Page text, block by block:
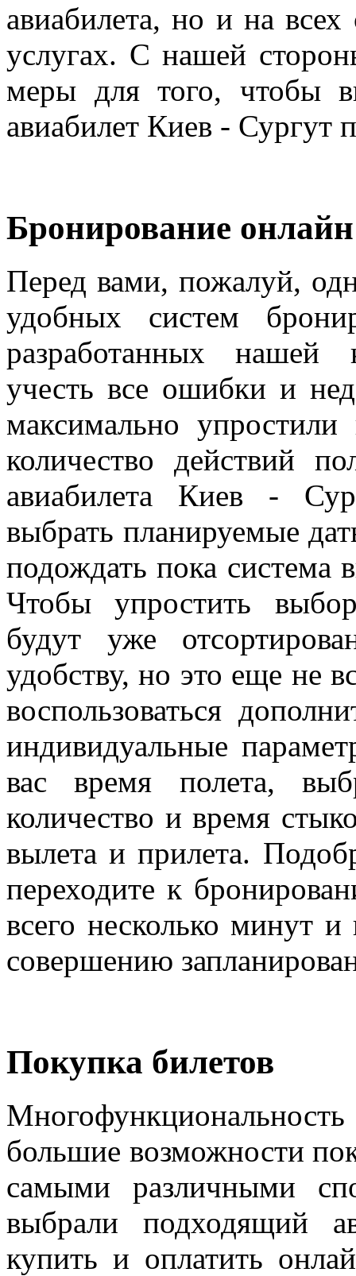
авиабилета, но и на
услугах. С нашей
меры для того, чтобы
авиабилет Киев - Сургут
Бронирование онлайн
Перед вами, пожалуй,
удобных систем
разработанных нашей
учесть все ошибки и
максимально
количество действий
авиабилета Киев -
выбрать планируемые
подождать пока система
Чтобы упростить
будут уже
удобству, но это еще не
воспользоваться
индивидуальные
вас время полета,
количество и время
вылета и прилета.
переходите к
всего несколько минут
совершению
Покупка билетов
большие возможности
самыми различными
выбрали подходящий
купить и оплатить